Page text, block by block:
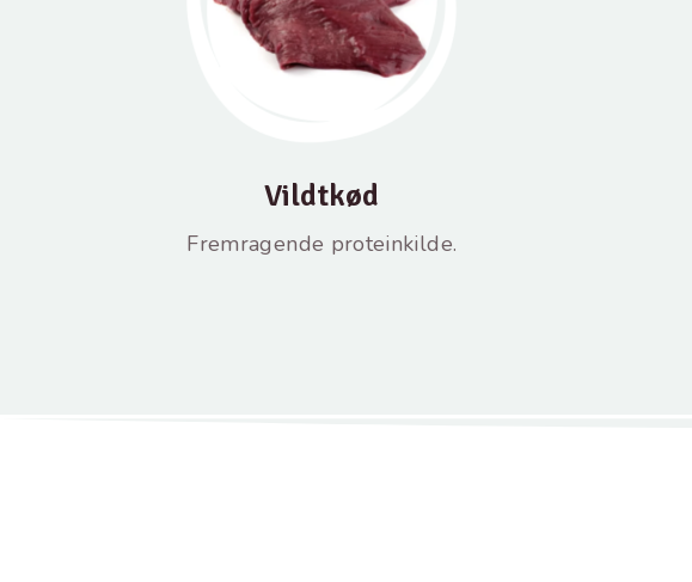
Vildtkød
Fremragende proteinkilde.